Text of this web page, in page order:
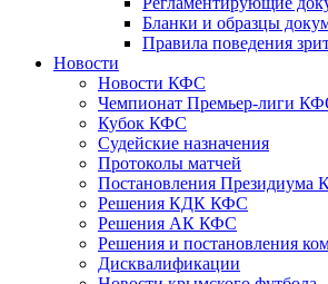
Бланки и образцы
Правила поведения
Новости
Новости КФС
Чемпионат Премьер-лиги
Кубок КФС
Судейские назначения
Протоколы матчей
Постановления Президиума
Решения КДК КФС
Решения АК КФС
Решения и постановления
Дисквалификации